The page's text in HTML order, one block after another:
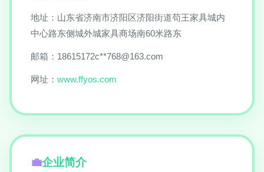
地址：山东省济南市济阳区济阳街道苟王家具城内
中心路东侧城外城家具商场南60米路东
邮箱：18615172c**768@163.com
网址： www.ffyos.com
企业简介